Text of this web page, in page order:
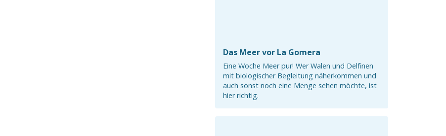
Das Meer vor La Gomera
Eine Woche Meer pur! Wer Walen und Delfinen
mit biologischer Begleitung näherkommen und
auch sonst noch eine Menge sehen möchte, ist
hier richtig.